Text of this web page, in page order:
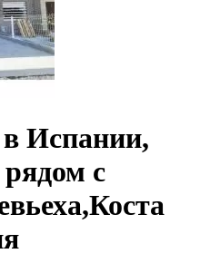
Испании,
с